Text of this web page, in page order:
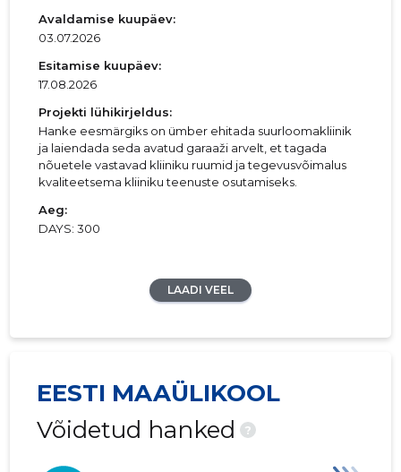
Avaldamise kuupäev:
03.07.2026
Esitamise kuupäev:
17.08.2026
Projekti lühikirjeldus:
Hanke eesmärgiks on ümber ehitada suurloomakliinik
ja laiendada seda avatud garaaži arvelt, et tagada
nõuetele vastavad kliiniku ruumid ja tegevusvõimalus
kvaliteetsema kliiniku teenuste osutamiseks.
Aeg:
DAYS: 300
LAADI VEEL
EESTI MAAÜLIKOOL
Võidetud hanked
?